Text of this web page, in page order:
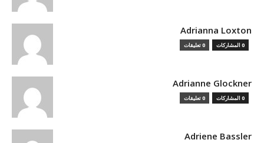
Adrianna Loxton
0 المشاركات 0 تعليقات
Adrianne Glockner
0 المشاركات 0 تعليقات
Adriene Bassler